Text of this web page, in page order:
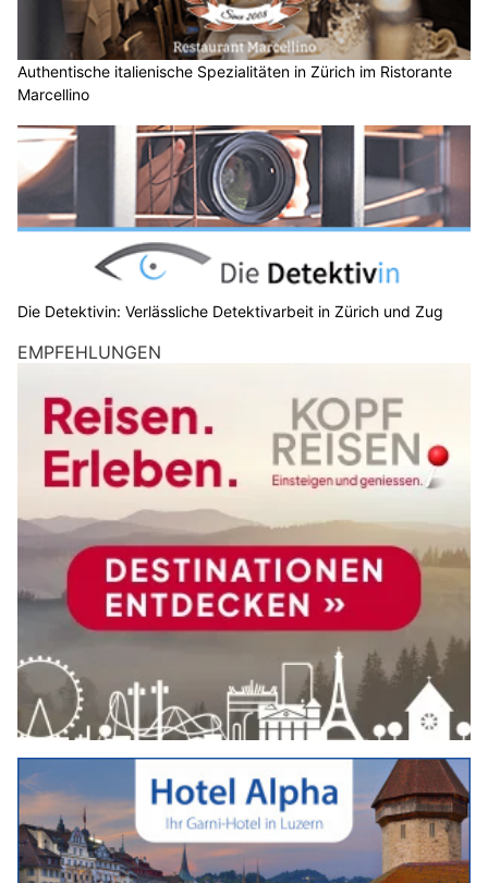
Authentische italienische Spezialitäten in Zürich im Ristorante
Marcellino
Die Detektivin: Verlässliche Detektivarbeit in Zürich und Zug
EMPFEHLUNGEN